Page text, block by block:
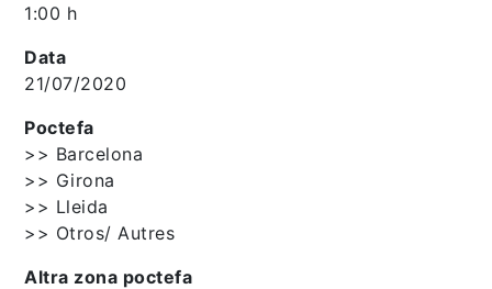
1:00 h
Data
21/07/2020
Poctefa
>> Barcelona
>> Girona
>> Lleida
>> Otros/ Autres
Altra zona poctefa